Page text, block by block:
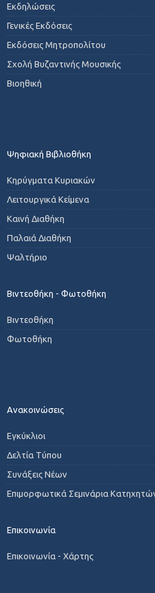
Εκδηλώσεις
Γενικές Εκδόσεις
Εκδόσεις Μητροπολίτου
Σχολή Βυζαντινής Μουσικής
Βιοηθική
Ψηφιακή Βιβλιοθήκη
Κηρύγματα Κυριακών
Λειτουργικά Κείμενα
Καινή Διαθήκη
Παλαιά Διαθήκη
Ψαλτήριο
Βιντεοθήκη - Φωτοθήκη
Βιντεοθήκη
Φωτοθήκη
Ανακοινώσεις
Εγκύκλιοι
Δελτία Τύπου
Συνάξεις Νέων
Επιμορφωτικά Σεμινάρια
Επικοινωνία
Επικοινωνία - Χάρτης